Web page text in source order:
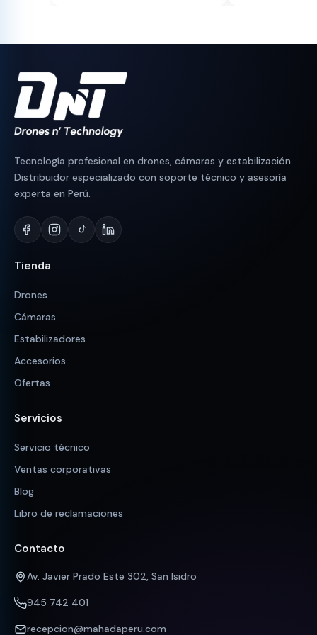
Tecnología profesional en drones, cámaras y estabilización.
Distribuidor especializado con soporte técnico y asesoría
experta en Perú.
Tienda
Drones
Cámaras
Estabilizadores
Accesorios
Ofertas
Servicios
Servicio técnico
Ventas corporativas
Blog
Libro de reclamaciones
Contacto
Av. Javier Prado Este 302, San Isidro
945 742 401
recepcion@mahadaperu.com